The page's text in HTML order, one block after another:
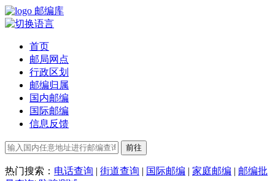
邮编库
首页
邮局网点
行政区划
邮编归属
国内邮编
国际邮编
信息反馈
热门搜索： 电话查询 | 街道查询 | 国际邮编 | 家庭邮编 | 邮编批